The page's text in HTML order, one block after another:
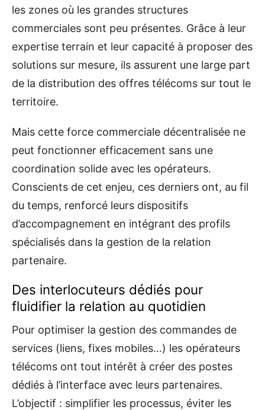
les zones où les grandes structures
commerciales sont peu présentes. Grâce à leur
expertise terrain et leur capacité à proposer des
solutions sur mesure, ils assurent une large part
de la distribution des offres télécoms sur tout le
territoire.
Mais cette force commerciale décentralisée ne
peut fonctionner efficacement sans une
coordination solide avec les opérateurs.
Conscients de cet enjeu, ces derniers ont, au fil
du temps, renforcé leurs dispositifs
d’accompagnement en intégrant des profils
spécialisés dans la gestion de la relation
partenaire.
Des interlocuteurs dédiés pour
fluidifier la relation au quotidien
Pour optimiser la gestion des commandes de
services (liens, fixes mobiles…) les opérateurs
télécoms ont tout intérêt à créer des postes
dédiés à l’interface avec leurs partenaires.
L’objectif : simplifier les processus, éviter les